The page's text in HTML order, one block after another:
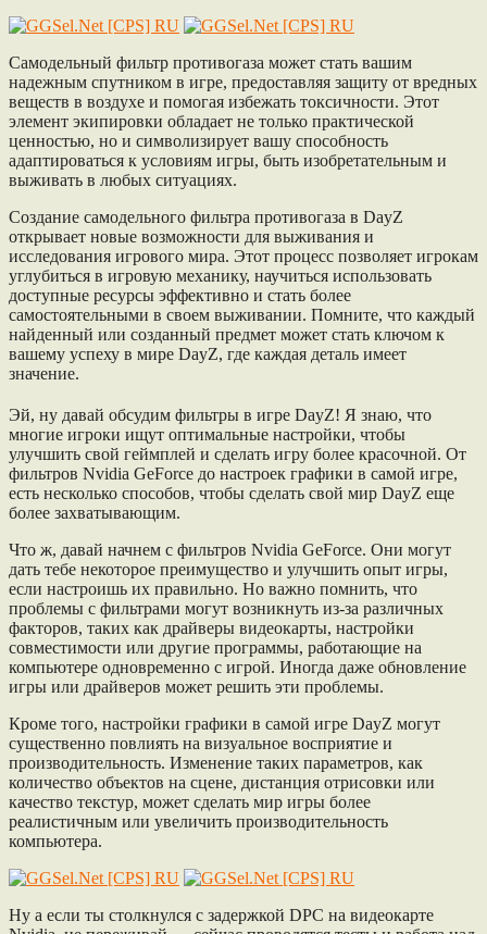
Самодельный фильтр противогаза может стать вашим
надежным спутником в игре, предоставляя защиту от вредных
веществ в воздухе и помогая избежать токсичности. Этот
элемент экипировки обладает не только практической
ценностью, но и символизирует вашу способность
адаптироваться к условиям игры, быть изобретательным и
выживать в любых ситуациях.
Создание самодельного фильтра противогаза в DayZ
открывает новые возможности для выживания и
исследования игрового мира. Этот процесс позволяет игрокам
углубиться в игровую механику, научиться использовать
доступные ресурсы эффективно и стать более
самостоятельными в своем выживании. Помните, что каждый
найденный или созданный предмет может стать ключом к
вашему успеху в мире DayZ, где каждая деталь имеет
значение.
Эй, ну давай обсудим фильтры в игре DayZ! Я знаю, что
многие игроки ищут оптимальные настройки, чтобы
улучшить свой геймплей и сделать игру более красочной. От
фильтров Nvidia GeForce до настроек графики в самой игре,
есть несколько способов, чтобы сделать свой мир DayZ еще
более захватывающим.
Что ж, давай начнем с фильтров Nvidia GeForce. Они могут
дать тебе некоторое преимущество и улучшить опыт игры,
если настроишь их правильно. Но важно помнить, что
проблемы с фильтрами могут возникнуть из-за различных
факторов, таких как драйверы видеокарты, настройки
совместимости или другие программы, работающие на
компьютере одновременно с игрой. Иногда даже обновление
игры или драйверов может решить эти проблемы.
Кроме того, настройки графики в самой игре DayZ могут
существенно повлиять на визуальное восприятие и
производительность. Изменение таких параметров, как
количество объектов на сцене, дистанция отрисовки или
качество текстур, может сделать мир игры более
реалистичным или увеличить производительность
компьютера.
Ну а если ты столкнулся с задержкой DPC на видеокарте